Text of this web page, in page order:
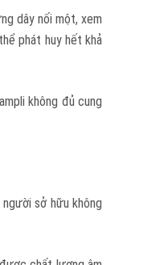
dây nối một, xem
phát huy hết khả
không đủ cung
sở hữu không